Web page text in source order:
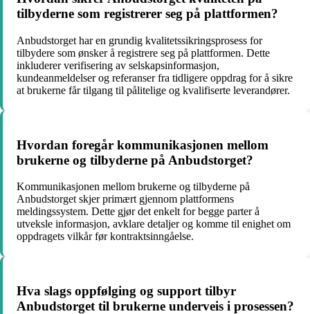
tilbyderne som registrerer seg på plattformen?
Anbudstorget har en grundig kvalitetssikringsprosess for
tilbydere som ønsker å registrere seg på plattformen. Dette
inkluderer verifisering av selskapsinformasjon,
kundeanmeldelser og referanser fra tidligere oppdrag for å sikre
at brukerne får tilgang til pålitelige og kvalifiserte leverandører.
Hvordan foregår kommunikasjonen mellom
brukerne og tilbyderne på Anbudstorget?
Kommunikasjonen mellom brukerne og tilbyderne på
Anbudstorget skjer primært gjennom plattformens
meldingssystem. Dette gjør det enkelt for begge parter å
utveksle informasjon, avklare detaljer og komme til enighet om
oppdragets vilkår før kontraktsinngåelse.
Hva slags oppfølging og support tilbyr
Anbudstorget til brukerne underveis i prosessen?